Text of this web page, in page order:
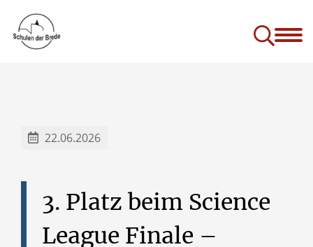
22.06.2026
3.⁠ ⁠Platz beim Science
League Finale –